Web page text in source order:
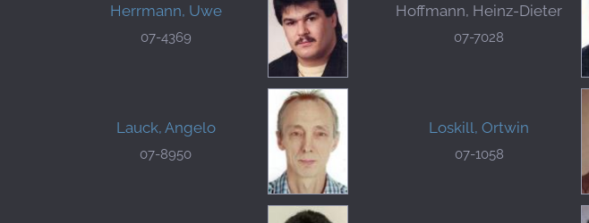
Herrmann, Uwe
07-4369
Hoffmann, Heinz-Dieter
07-7028
Lauck, Angelo
07-8950
Loskill, Ortwin
07-1058